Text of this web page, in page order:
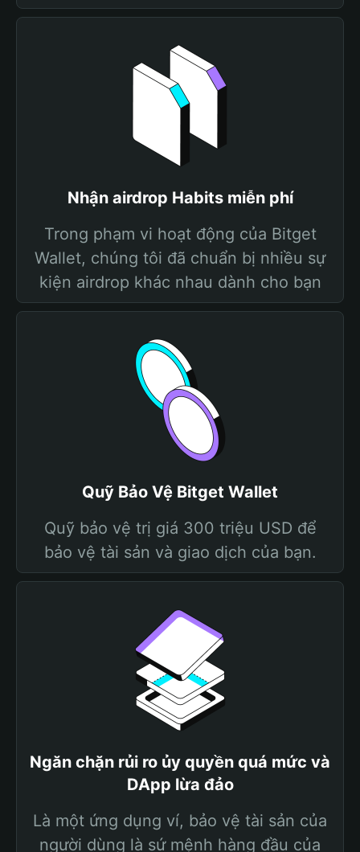
Nhận airdrop Habits miễn phí
Trong phạm vi hoạt động của Bitget
Wallet, chúng tôi đã chuẩn bị nhiều sự
kiện airdrop khác nhau dành cho bạn
Quỹ Bảo Vệ Bitget Wallet
Quỹ bảo vệ trị giá 300 triệu USD để
bảo vệ tài sản và giao dịch của bạn.
Ngăn chặn rủi ro ủy quyền quá mức và
DApp lừa đảo
Là một ứng dụng ví, bảo vệ tài sản của
người dùng là sứ mệnh hàng đầu của